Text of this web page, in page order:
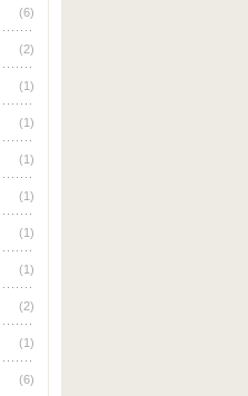
(6)
(2)
(1)
(1)
(1)
(1)
(1)
(1)
(2)
(1)
(6)